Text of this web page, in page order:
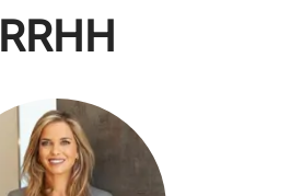
RRHH